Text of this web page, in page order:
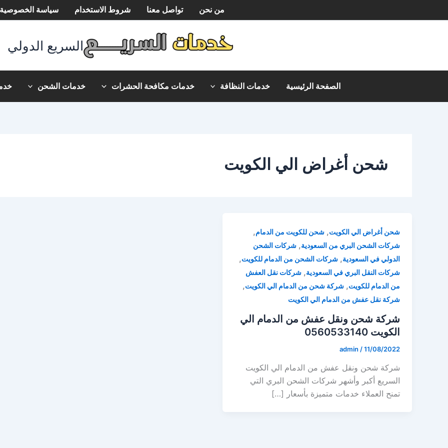
إلى
من نحن تواصل معنا شروط الاستخدام سياسة الخصوصية
السريع الدولي
الصفحة الرئيسية خدمات النظافة خدمات مكافحة الحشرات خدمات الشحن
شحن أغراض الي الكويت
شحن أغراض الي الكويت, شحن للكويت من الدمام,
شركات الشحن البري من السعودية, شركات الشحن
الدولي في السعودية, شركات الشحن من الدمام للكويت,
شركات النقل البري في السعودية, شركات نقل العفش
من الدمام للكويت, شركة شحن من الدمام الي الكويت,
شركة نقل عفش من الدمام الي الكويت
شركة شحن ونقل عفش من الدمام الي
الكويت 0560533140
admin /11/08/2022
شركة شحن ونقل عفش من الدمام الي الكويت
السريع أكبر وأشهر شركات الشحن البري التي
تمنح العملاء خدمات متميزة بأسعار […]